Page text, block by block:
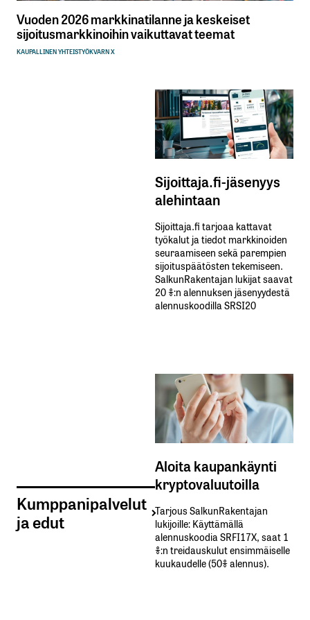
Vuoden 2026 markkinatilanne ja keskeiset
sijoitusmarkkinoihin vaikuttavat teemat
KAUPALLINEN YHTEISTYÖKVARN X
Kumppanipalvelut
ja edut
Sijoittaja.fi-jäsenyys
alehintaan
Sijoittaja.fi tarjoaa kattavat
työkalut ja tiedot markkinoiden
seuraamiseen sekä parempien
sijoituspäätösten tekemiseen.
SalkunRakentajan lukijat saavat
20 %:n alennuksen jäsenyydestä
alennuskoodilla SRSI20
Aloita kaupankäynti
kryptovaluutoilla
Tarjous SalkunRakentajan
lukijoille: Käyttämällä​ ​
alennuskoodia​ ​SRFI17X,​ ​saat​ ​1
%:n treidauskulut​ ​ensimmäiselle​ ​
kuukaudelle​ ​(50%​ ​alennus).